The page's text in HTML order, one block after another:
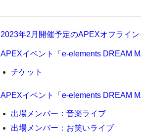
2023年2月開催予定のAPEXオフライ
APEXイベント「e-elements DREAM
チケット
APEXイベント「e-elements DREAM
出場メンバー：音楽ライブ
出場メンバー：お笑いライブ